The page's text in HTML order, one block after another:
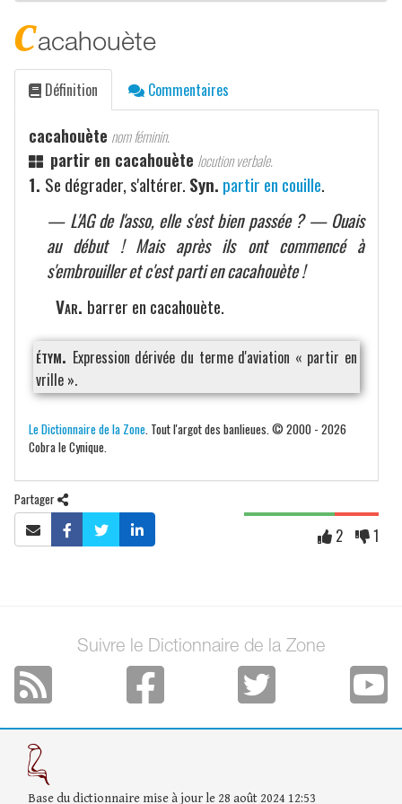
cacahouète
Définition Commentaires
cacahouète nom féminin.
partir en cacahouète locution verbale.
1. Se dégrader, s'altérer. Syn. partir en couille.
— L'AG de l'asso, elle s'est bien passée ? — Ouais
au début ! Mais après ils ont commencé à
s'embrouiller et c'est parti en cacahouète !
Var. barrer en cacahouète.
étym. Expression dérivée du terme d'aviation « partir en
vrille ».
Le Dictionnaire de la Zone . Tout l'argot des banlieues. © 2000 - 2026
Cobra le Cynique.
Partager
2 1
Suivre le Dictionnaire de la Zone
Base du dictionnaire mise à jour le 28 août 2024 12:53